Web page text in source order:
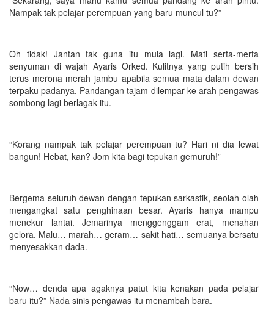
Nampak tak pelajar perempuan yang baru muncul tu?”
Oh tidak! Jantan tak guna itu mula lagi. Mati serta-merta
senyuman di wajah Ayaris Orked. Kulitnya yang putih bersih
terus merona merah jambu apabila semua mata dalam dewan
terpaku padanya. Pandangan tajam dilempar ke arah pengawas
sombong lagi berlagak itu.
“Korang nampak tak pelajar perempuan tu? Hari ni dia lewat
bangun! Hebat, kan? Jom kita bagi tepukan gemuruh!”
Bergema seluruh dewan dengan tepukan sarkastik, seolah-olah
mengangkat satu penghinaan besar. Ayaris hanya mampu
menekur lantai. Jemarinya menggenggam erat, menahan
gelora. Malu… marah… geram… sakit hati… semuanya bersatu
menyesakkan dada.
“Now… denda apa agaknya patut kita kenakan pada pelajar
baru itu?” Nada sinis pengawas itu menambah bara.